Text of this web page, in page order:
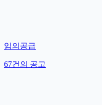
임의공급
67건의 공고